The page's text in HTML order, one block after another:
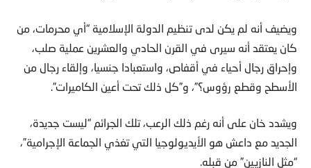
ويضيف أنه لم يكن لدى تنظيم الدولة الإسلامية “أي محرمات، من
كان يعتقد أنه سيرى في القرن الحادي والعشرين عملية صلب،
وإحراق رجال أحياء في أقفاص، واستعبادا جنسيا، وإلقاء رجال من
الأسطح وقطع رؤوس؟”، و”كل ذلك تحت أعين الكاميرات”.
ويشدد خان على أنه رغم ذلك الرعب، تلك الجرائم “ليست جديدة،
الجديد مع داعش هو الأيديولوجيا التي تغذي الجماعة الإجرامية”،
“مثل النازيين” من قبله.